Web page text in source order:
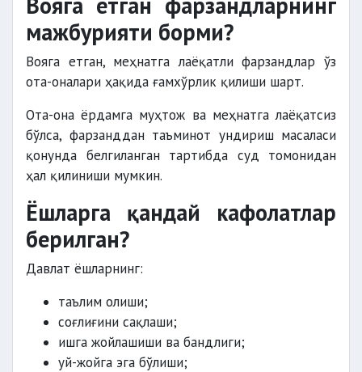
мажбурияти борми?
Вояга етган, меҳнатга лаёқатли фарзандлар ўз
ота-оналари ҳақида ғамхўрлик қилиши шарт.
Ота-она ёрдамга муҳтож ва меҳнатга лаёқатсиз
бўлса, фарзанддан таъминот ундириш масаласи
қонунда белгиланган тартибда суд томонидан
ҳал қилиниши мумкин.
Ёшларга қандай кафолатлар
берилган?
Давлат ёшларнинг:
таълим олиши;
соғлиғини сақлаши;
ишга жойлашиши ва бандлиги;
уй-жойга эга бўлиши;